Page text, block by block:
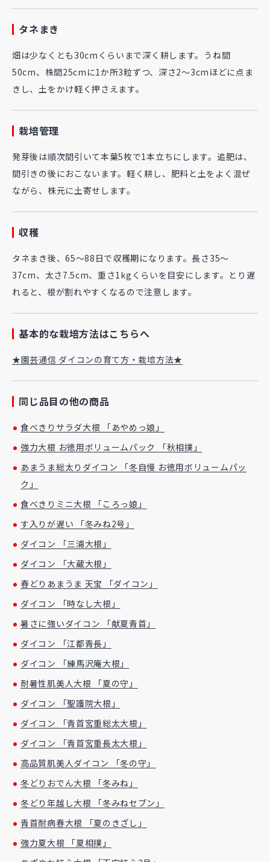
タネまき
畑は少なくとも30cmくらいまで深く耕します。うね間
50cm、株間25cmに1か所3粒ずつ、深さ2～3cmほどに点ま
きし、土をかけ軽く押さえます。
栽培管理
発芽後は順次間引いて本葉5枚で1本立ちにします。追肥は、
間引きの後におこないます。軽く耕し、肥料と土をよく混ぜ
ながら、株元に土寄せします。
収穫
タネまき後、65～88日で収穫期になります。長さ35～
37cm、太さ7.5cm、重さ1kgくらいを目安にします。とり遅
れると、根が割れやすくなるので注意します。
基本的な栽培方法はこちらへ
★園芸通信 ダイコンの育て方・栽培方法★
同じ品目の他の商品
食べきりサラダ大根 「あやめっ娘」
強力大根 お徳用ボリュームパック 「秋相撲」
あまうま総太りダイコン 「冬自慢 お徳用ボリュームパッ
ク」
食べきりミニ大根 「ころっ娘」
す入りが遅い 「冬みね2号」
ダイコン 「三浦大根」
ダイコン 「大蔵大根」
春どりあまうま 天宝 「ダイコン」
ダイコン 「時なし大根」
暑さに強いダイコン 「献夏青首」
ダイコン 「江都青長」
ダイコン 「練馬沢庵大根」
耐暑性肌美人大根 「夏の守」
ダイコン 「聖護院大根」
ダイコン 「青首宮重総太大根」
ダイコン 「青首宮重長太大根」
高品質肌美人ダイコン 「冬の守」
冬どりおでん大根 「冬みね」
冬どり年越し大根 「冬みねセブン」
青首耐病春大根 「夏のきざし」
強力夏大根 「夏相撲」